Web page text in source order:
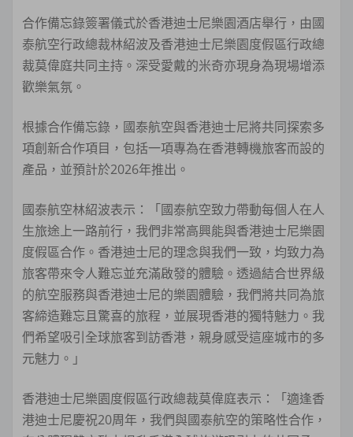
合作備忘錄簽署儀式於香港迪士尼樂園酒店舉行，由國
泰航空行政總裁林紹波及香港迪士尼樂園度假區行政總
裁莫偉庭共同主持。深受愛戴的米奇亦現身為現場增添
歡樂氣氛。
根據合作備忘錄，國泰航空與香港迪士尼將共同探索多
項創新合作項目，包括一項專為在香港轉機旅客而設的
產品，並預計於2026年推出。
國泰航空林紹波表示：「國泰航空致力帶動每個人在人
生旅途上一路前行，我們非常高興能與香港迪士尼樂園
度假區合作。香港迪士尼的理念與我們一致，均致力為
旅客帶來令人難忘並充滿啟發的體驗。透過結合世界級
的航空服務與香港迪士尼的樂園體驗，我們將共同為旅
客締造難忘且驚喜的旅程，並展現香港的獨特魅力。我
們希望吸引全球旅客到訪香港，親身感受這座城市的多
元魅力。」
香港迪士尼樂園度假區行政總裁莫偉庭表示：「適逢香
港迪士尼慶祝20周年，我們與國泰航空的策略性合作，